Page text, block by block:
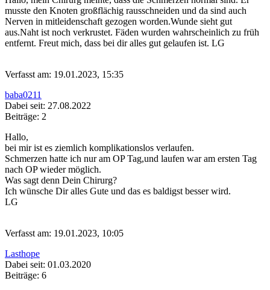
musste den Knoten großflächig rausschneiden und da sind auch
Nerven in mitleidenschaft gezogen worden.Wunde sieht gut
aus.Naht ist noch verkrustet. Fäden wurden wahrscheinlich zu früh
entfernt. Freut mich, dass bei dir alles gut gelaufen ist. LG
Verfasst am: 19.01.2023, 15:35
baba0211
Dabei seit: 27.08.2022
Beiträge: 2
Hallo,
bei mir ist es ziemlich komplikationslos verlaufen.
Schmerzen hatte ich nur am OP Tag,und laufen war am ersten Tag
nach OP wieder möglich.
Was sagt denn Dein Chirurg?
Ich wünsche Dir alles Gute und das es baldigst besser wird.
LG
Verfasst am: 19.01.2023, 10:05
Lasthope
Dabei seit: 01.03.2020
Beiträge: 6